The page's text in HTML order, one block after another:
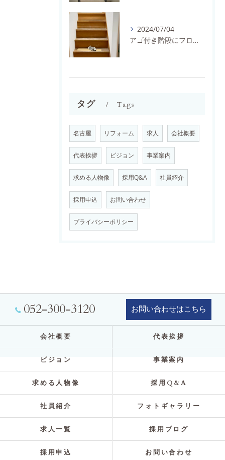
2024/07/04
アゴ付き階段にフロアタイルとノンスリップを施工しました。
タグ Tags
名古屋 リフォーム 求人 会社概要
代表挨拶 ビジョン 事業案内
求める人物像 採用Q&A 社員紹介
採用申込 お問い合わせ
プライバシーポリシー
052-300-3120 お問い合わせはこちら
会社概要 代表挨拶
ビジョン 事業案内
求める人物像 採用Q&A
社員紹介 フォトギャラリー
求人一覧 採用ブログ
採用申込 お問い合わせ